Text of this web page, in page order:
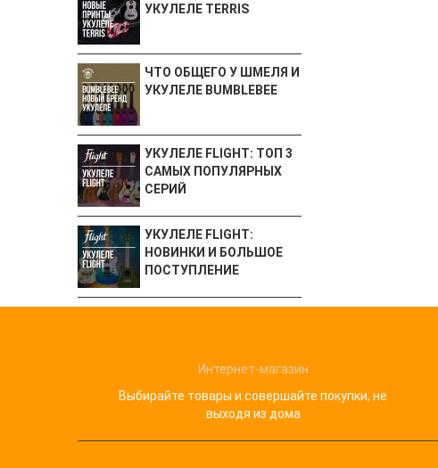
УКУЛЕЛЕ TERRIS
ЧТО ОБЩЕГО У ШМЕЛЯ И
УКУЛЕЛЕ BUMBLEBEE
УКУЛЕЛЕ FLIGHT: ТОП 3
САМЫХ ПОПУЛЯРНЫХ
СЕРИЙ
УКУЛЕЛЕ FLIGHT:
НОВИНКИ И БОЛЬШОЕ
ПОСТУПЛЕНИЕ
Интернет-магазин
Выбирайте товары и совершайте покупки, не
выходя из дома